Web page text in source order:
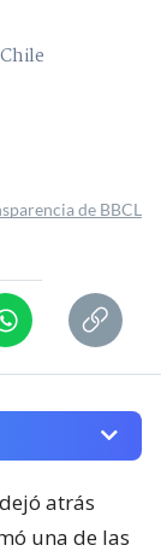
de BBCL
dejó atrás
una de las